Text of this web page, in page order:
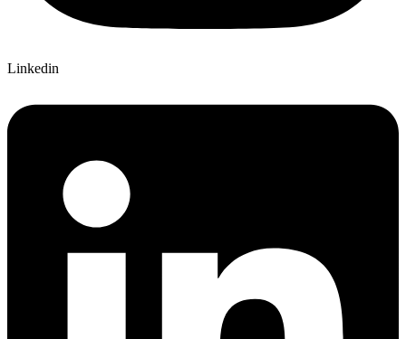
Linkedin